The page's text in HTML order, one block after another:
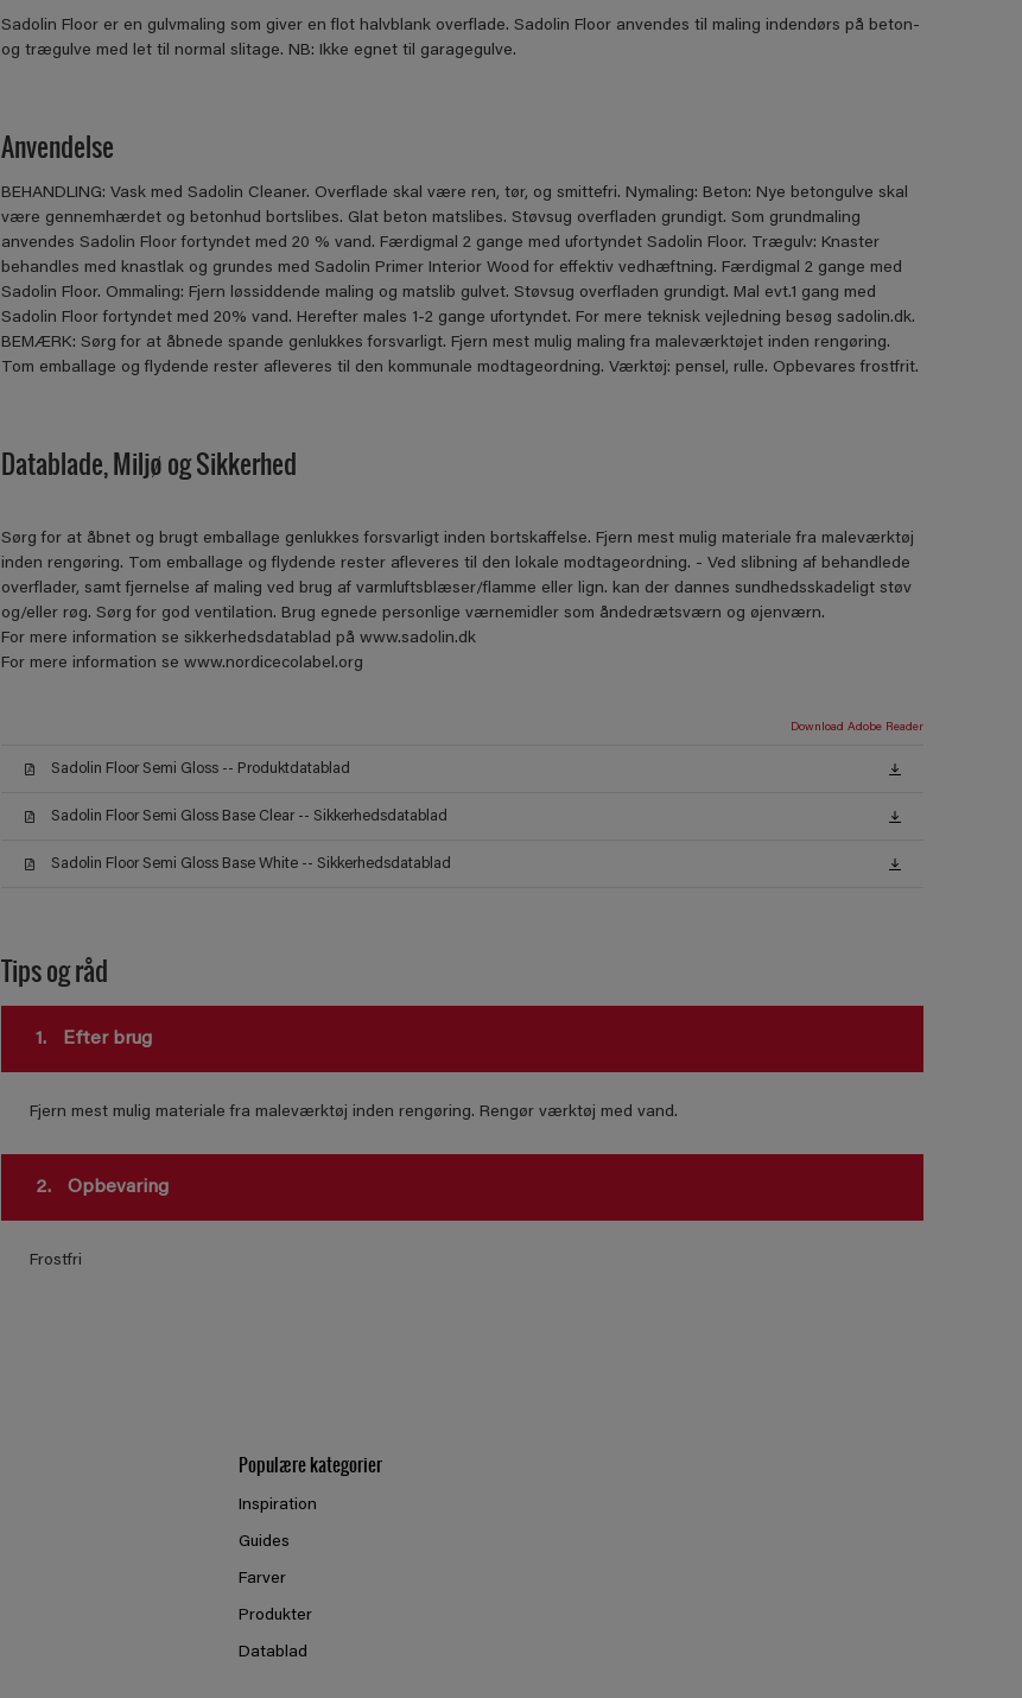
Sadolin Floor er en gulvmaling som giver en flot halvblank overflade. Sadolin Floor anvendes til maling indendørs på beton-
og trægulve med let til normal slitage. NB: Ikke egnet til garagegulve.
Anvendelse
BEHANDLING: Vask med Sadolin Cleaner. Overflade skal være ren, tør, og smittefri. Nymaling: Beton: Nye betongulve skal
være gennemhærdet og betonhud bortslibes. Glat beton matslibes. Støvsug overfladen grundigt. Som grundmaling
anvendes Sadolin Floor fortyndet med 20 % vand. Færdigmal 2 gange med ufortyndet Sadolin Floor. Trægulv: Knaster
behandles med knastlak og grundes med Sadolin Primer Interior Wood for effektiv vedhæftning. Færdigmal 2 gange med
Sadolin Floor. Ommaling: Fjern løssiddende maling og matslib gulvet. Støvsug overfladen grundigt. Mal evt.1 gang med
Sadolin Floor fortyndet med 20% vand. Herefter males 1-2 gange ufortyndet. For mere teknisk vejledning besøg sadolin.dk.
BEMÆRK: Sørg for at åbnede spande genlukkes forsvarligt. Fjern mest mulig maling fra maleværktøjet inden rengøring.
Tom emballage og flydende rester afleveres til den kommunale modtageordning. Værktøj: pensel, rulle. Opbevares frostfrit.
Datablade, Miljø og Sikkerhed
Sørg for at åbnet og brugt emballage genlukkes forsvarligt inden bortskaffelse. Fjern mest mulig materiale fra maleværktøj
inden rengøring. Tom emballage og flydende rester afleveres til den lokale modtageordning. - Ved slibning af behandlede
overflader, samt fjernelse af maling ved brug af varmluftsblæser/flamme eller lign. kan der dannes sundhedsskadeligt støv
og/eller røg. Sørg for god ventilation. Brug egnede personlige værnemidler som åndedrætsværn og øjenværn.
For mere information se sikkerhedsdatablad på www.sadolin.dk
For mere information se www.nordicecolabel.org
Download Adobe Reader
Sadolin Floor Semi Gloss -- Produktdatablad
Sadolin Floor Semi Gloss Base Clear -- Sikkerhedsdatablad
Sadolin Floor Semi Gloss Base White -- Sikkerhedsdatablad
Tips og råd
1. Efter brug
Fjern mest mulig materiale fra maleværktøj inden rengøring. Rengør værktøj med vand.
2. Opbevaring
Frostfri
Populære kategorier
Inspiration
Guides
Farver
Produkter
Datablad